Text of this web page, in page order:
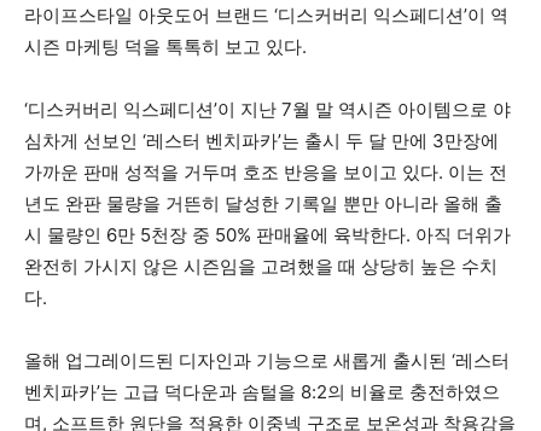
라이프스타일 아웃도어 브랜드 ‘디스커버리 익스페디션’이 역
시즌 마케팅 덕을 톡톡히 보고 있다.
‘디스커버리 익스페디션’이 지난 7월 말 역시즌 아이템으로 야
심차게 선보인 ‘레스터 벤치파카’는 출시 두 달 만에 3만장에
가까운 판매 성적을 거두며 호조 반응을 보이고 있다. 이는 전
년도 완판 물량을 거뜬히 달성한 기록일 뿐만 아니라 올해 출
시 물량인 6만 5천장 중 50% 판매율에 육박한다. 아직 더위가
완전히 가시지 않은 시즌임을 고려했을 때 상당히 높은 수치
다.
올해 업그레이드된 디자인과 기능으로 새롭게 출시된 ‘레스터
벤치파카’는 고급 덕다운과 솜털을 8:2의 비율로 충전하였으
며, 소프트한 원단을 적용한 이중넥 구조로 보온성과 착용감을